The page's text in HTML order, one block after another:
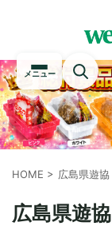
メニュー
HOME > 広島県遊協
広島県遊協